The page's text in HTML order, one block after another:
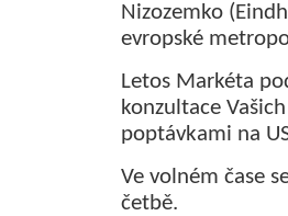
Nizozemko
evropské
Letos Markéta
konzultace
poptávkami na
Ve volném čase
četbě.